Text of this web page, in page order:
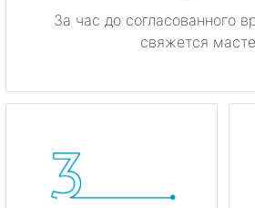
За час до согласованного
свяжется